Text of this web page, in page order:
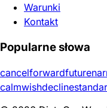
Warunki
Kontakt
Popularne słowa
cancelforwardfuture
calmwishdecline